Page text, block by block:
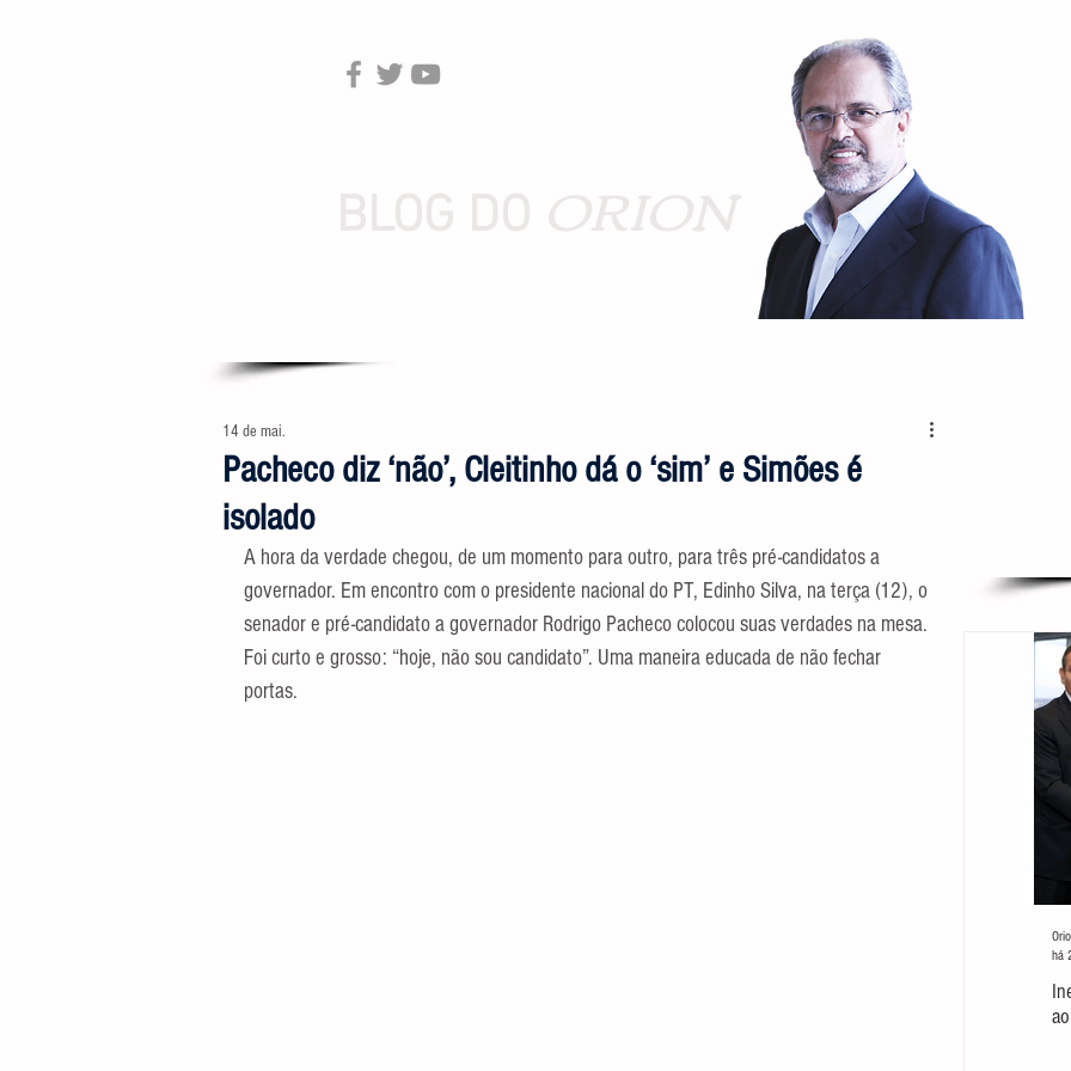
Pacheco diz ‘não’, Cleitinho dá o ‘sim’ e Simões é
isolado
14 de mai.
A hora da verdade chegou, de um momento para outro, para três pré-candidatos a
governador. Em encontro com o presidente nacional do PT, Edinho Silva, na terça (12), o
senador e pré-candidato a governador Rodrigo Pacheco colocou suas verdades na mesa.
Foi curto e grosso: “hoje, não sou candidato”. Uma maneira educada de não fechar
portas.
há